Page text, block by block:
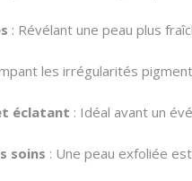
: Révélant une peau plus
les irrégularités
éclatant : Idéal avant un
soins : Une peau exfoliée